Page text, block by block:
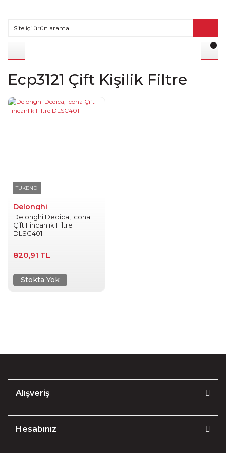
Ecp3121 Çift Kişilik Filtre
TÜKENDİ
Delonghi
Delonghi Dedica, Icona
Çift Fincanlık Filtre
DLSC401
820,91 TL
Stokta Yok
Alışveriş
Hesabınız